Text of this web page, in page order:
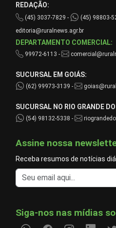
REDAÇÃO:
(45) 3037-7829 -
(45) 98803-
editoria@ruralnews.agr.br
DEPARTAMENTO COMERCIAL:
99972-6113 -
SUCURSAL EM GOIÁS:
(62) 99973-3139 -
SUCURSAL NO RIO GRANDE
(54) 98132-5338 -
Assine nossa
Receba resumos de notícias
Siga-nos nas mídias